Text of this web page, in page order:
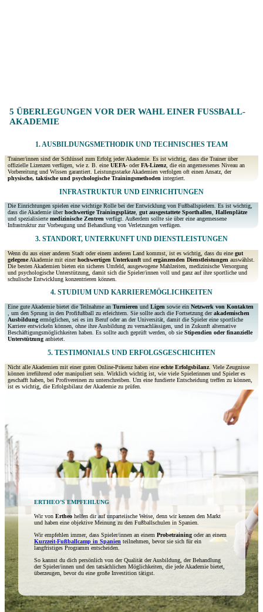
5 ÜBERLEGUNGEN VOR DER WAHL EINER FUSSBALL-A
KADEMIE
1. AUSBILDUNGSMETHODIK UND TECHNISCHES TEAM
Trainer/innen sind der Schlüssel zum Erfolg jeder Akademie. Es ist wichtig, dass die Trainer über
offizielle Lizenzen verfügen, wie z. B. eine UEFA- oderFA-Lizenz, die ein angemessenes Niveau an
Vorbereitung und Wissen garantiert. Leistungsstarke Akademien verfolgen oft einen Ansatz, der
physische, taktische und psychologische Trainingsmethoden integriert.
INFRASTRUKTUR UND EINRICHTUNGEN
Die Einrichtungen spielen eine wichtige Rolle bei der Entwicklung von Fußballspielern. Es ist wichtig,
dass die Akademie überhochwertige Trainingsplätze, gut ausgestattete Sporthallen, Hallenplätze
und spezialisierte medizinische Zentren verfügt. Außerdem sollte sie über eine angemessene
Infrastruktur zur Vorbeugung und Behandlung von Verletzungen verfügen.
3. STANDORT, UNTERKUNFT UND DIENSTLEISTUNGEN
Wenn du aus einer anderen Stadt oder einem anderen Land kommst, ist es wichtig, dass du eine gut
gelegeneAkademie mit einerhochwertigen Unterkunft und ergänzenden Dienstleistungen auswählst.
Die besten Akademien bieten ein sicheres Umfeld, ausgewogene Mahlzeiten, medizinische Versorgung
und psychologische Unterstützung, damit sich die Spieler/innen voll und ganz auf ihre sportliche und
schulische Entwicklung konzentrieren können.
4. STUDIUM UND KARRIEREMÖGLICHKEITEN
Eine gute Akademie bietet die Teilnahme an Turnieren und Ligen sowie ein Netzwerk von Kontakten
, um den Sprung in den Profifußball zu erleichtern. Sie sollte auch die Fortsetzung derakademischen
Ausbildung ermöglichen, sei es im Beruf oder an der Universität, damit die Spieler eine sportliche
Karriere entwickeln können, ohne ihre Ausbildung zu vernachlässigen, und in Zukunft alternative
Beschäftigungsmöglichkeiten haben. Es sollte auch geprüft werden, ob sie Stipendien oder finanzielle
Unterstützung anbietet.
5. TESTIMONIALS UND ERFOLGSGESCHICHTEN
Nicht alle Akademien mit einer guten Online-Präsenz haben eine echte Erfolgsbilanz. Viele Zeugnisse
können irreführend oder manipuliert sein. Wirklich wichtig ist, wie viele Spielerinnen und Spieler es
geschafft haben, bei Profivereinen zu unterschreiben. Um eine fundierte Entscheidung treffen zu können,
ist es wichtig, die Erfolgsbilanz der Akademie zu prüfen.
ERTHEO’S EMPFEHLUNG
Wir von Ertheo helfen dir auf unparteiische Weise, denn wir kennen den Markt
und haben eine objektive Meinung zu den Fußballschulen in Spanien.
Wir empfehlen immer, dass Spieler/innen an einem Probetraining oder an einem
Kurzzeit-Fußballcamp in Spanien teilnehmen, bevor sie sich für ein
langfristiges Programm entscheiden.
So kannst du dich persönlich von der Qualität der Ausbildung, der Behandlung
der Spieler/innen und den tatsächlichen Möglichkeiten, die jede Akademie bietet,
überzeugen, bevor du eine große Investition tätigst.